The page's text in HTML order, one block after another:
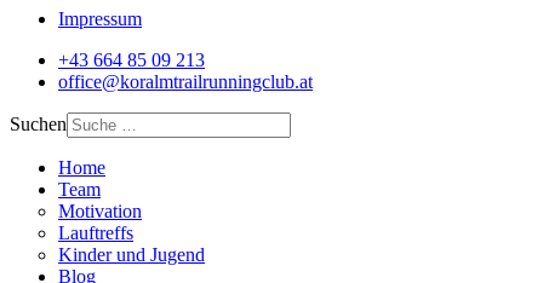
Impressum
+43 664 85 09 213
office@koralmtrailrunningclub.at
Suchen
Home
Team
Motivation
Lauftreffs
Kinder und Jugend
Blog